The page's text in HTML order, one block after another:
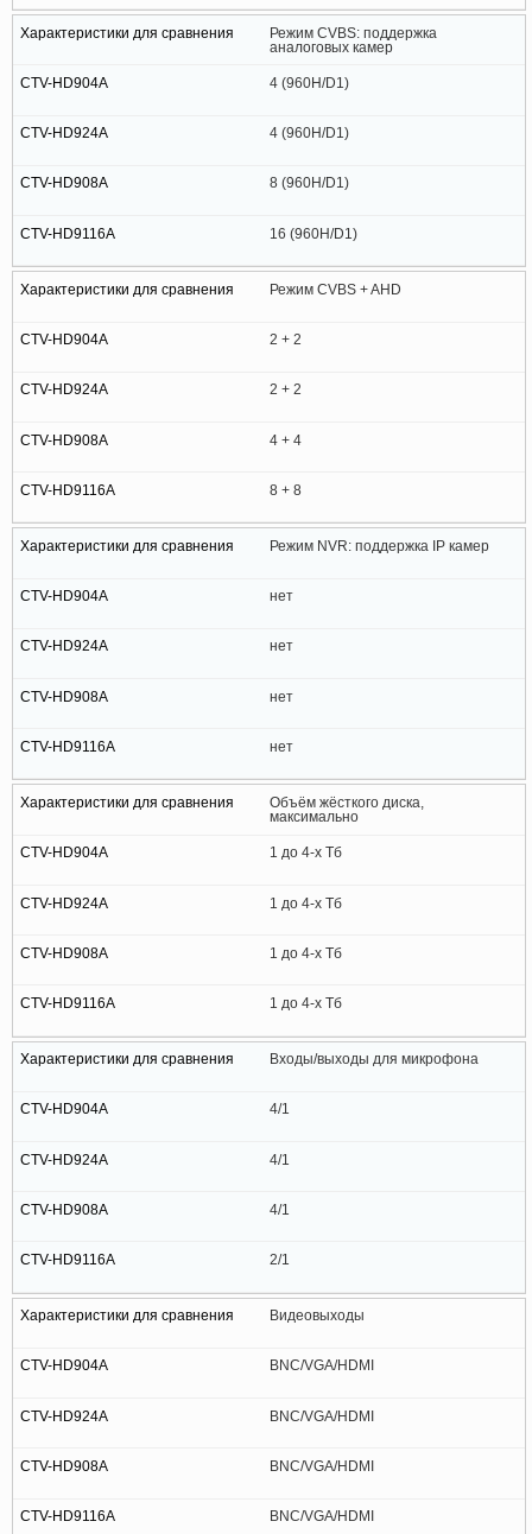
Режим CVBS: поддержка
аналоговых камер
4 (960H/D1)
4 (960H/D1)
8 (960H/D1)
16 (960H/D1)
Режим CVBS + AHD
2 + 2
2 + 2
4 + 4
8 + 8
Режим NVR: поддержка IP камер
нет
нет
нет
нет
Объём жёсткого диска,
максимально
1 до 4-х Тб
1 до 4-х Тб
1 до 4-х Тб
1 до 4-х Тб
Входы/выходы для микрофона
4/1
4/1
4/1
2/1
Видеовыходы
BNC/VGA/HDMI
BNC/VGA/HDMI
BNC/VGA/HDMI
BNC/VGA/HDMI